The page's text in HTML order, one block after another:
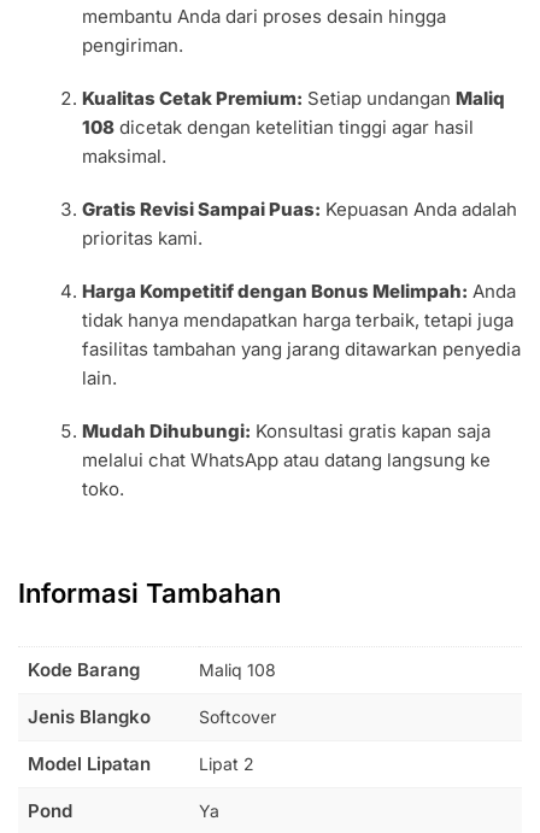
membantu Anda dari proses desain hingga
pengiriman.
Kualitas Cetak Premium: Setiap undanganMaliq
108 dicetak dengan ketelitian tinggi agar hasil
maksimal.
Gratis Revisi Sampai Puas: Kepuasan Anda adalah
prioritas kami.
Harga Kompetitif dengan Bonus Melimpah: Anda
tidak hanya mendapatkan harga terbaik, tetapi juga
fasilitas tambahan yang jarang ditawarkan penyedia
lain.
Mudah Dihubungi: Konsultasi gratis kapan saja
melalui chat WhatsApp atau datang langsung ke
toko.
Informasi Tambahan
Kode Barang Maliq 108
Jenis Blangko Softcover
Model Lipatan Lipat 2
Pond Ya